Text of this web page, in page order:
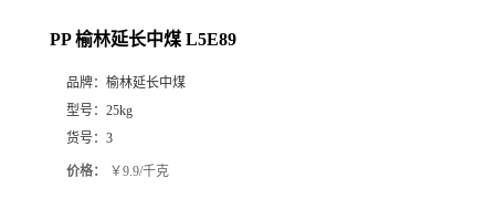
PP 榆林延长中煤 L5E89
品牌： 榆林延长中煤
型号： 25kg
货号： 3
价格： ￥9.9/千克